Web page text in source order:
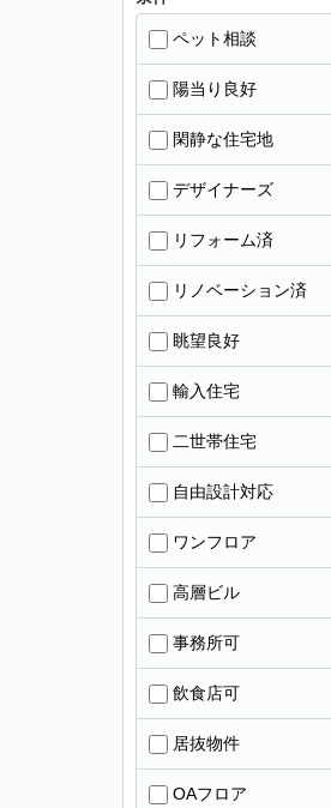
ペット相談
陽当り良好
閑静な住宅地
デザイナーズ
リフォーム済
リノベーション済
眺望良好
輸入住宅
二世帯住宅
自由設計対応
ワンフロア
高層ビル
事務所可
飲食店可
居抜物件
OAフロア